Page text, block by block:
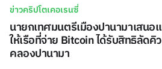
ข่าวคริปโตเคอเรนซี่
นายกเทศมนตรีเมืองปานามาเสนอ
ให้เรือที่จ่าย Bitcoin ได้รับสิทธิลัดคิ
คลองปานามา